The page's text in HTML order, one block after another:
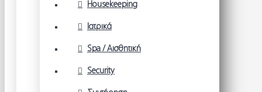
Housekeeping
Ιατρικά
Spa / Αισθητική
Security